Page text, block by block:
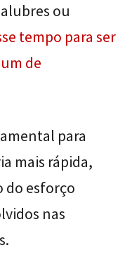
ou
tempo para ser
de
para
mais rápida,
do esforço
nas